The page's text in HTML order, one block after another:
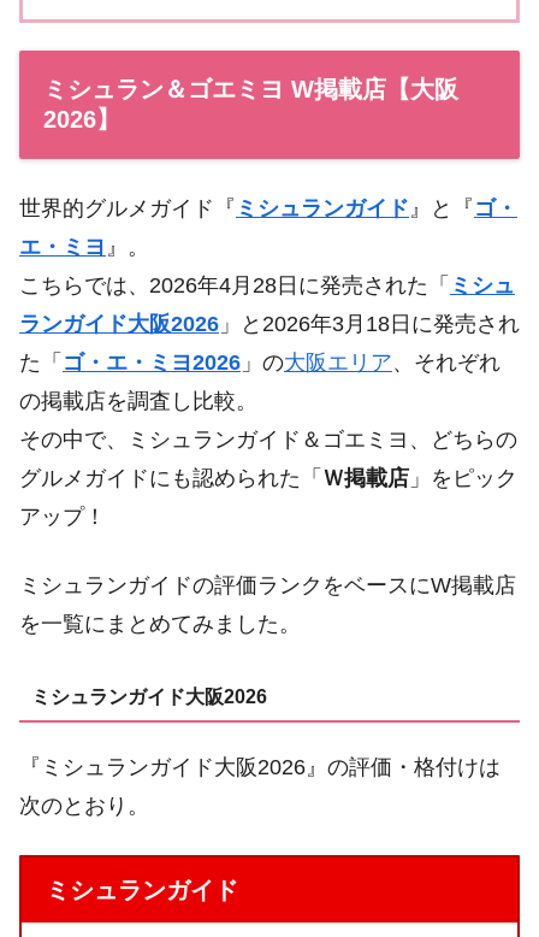
ミシュラン＆ゴエミヨ W掲載店【大阪
2026】
世界的グルメガイド『 ミシュランガイド 』と『 ゴ・
エ・ミヨ 』。
こちらでは、2026年4月28日に発売された「 ミシュ
ランガイド大阪2026 」と2026年3月18日に発売され
た「 ゴ・エ・ミヨ2026 」の大阪エリア、それぞれ
の掲載店を調査し比較。
その中で、ミシュランガイド＆ゴエミヨ、どちらの
グルメガイドにも認められた「 Ｗ掲載店 」をピック
アップ！
ミシュランガイドの評価ランクをベースにW掲載店
を一覧にまとめてみました。
ミシュランガイド大阪2026
『ミシュランガイド大阪2026』の評価・格付けは
次のとおり。
ミシュランガイド